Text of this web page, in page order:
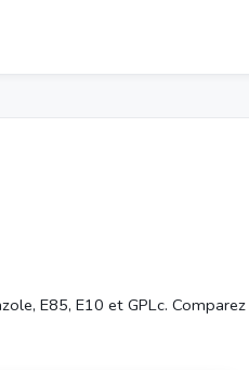
E85, E10 et GPLc.